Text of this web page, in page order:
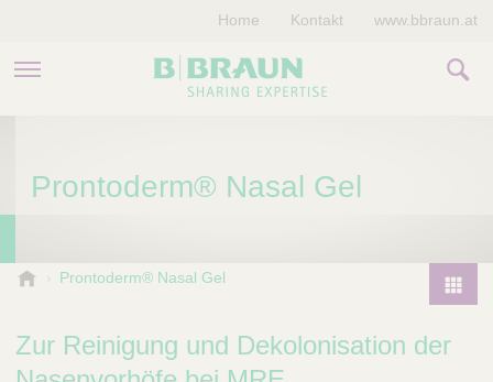
MAGAZIN
Home Kontakt www.bbraun.at
Prontoderm® Nasal Gel
P
r
Prontoderm® Nasal Gel
Zur Reinigung und Dekolonisation der